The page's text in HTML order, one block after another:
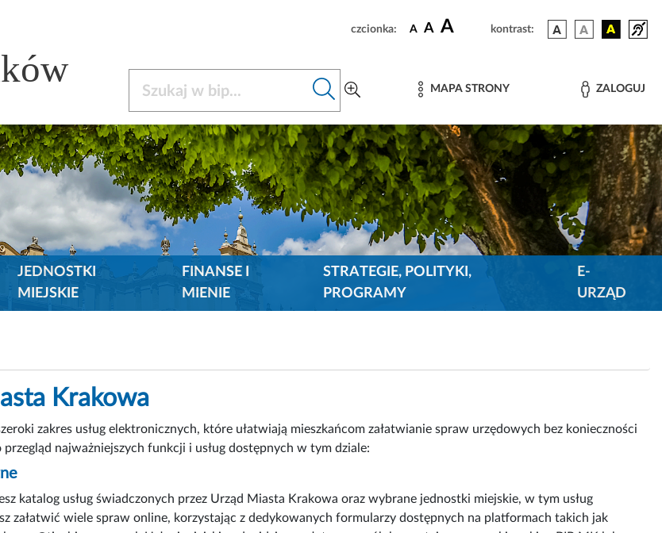
czcionka: A A A kontrast:
MAPA STRONY ZALOGUJ
JEDNOSTKI
MIEJSKIE
FINANSE I
MIENIE
STRATEGIE, POLITYKI,
PROGRAMY
E-
URZĄD
Krakowa
zakres usług elektronicznych, które ułatwiają mieszkańcom załatwianie spraw urzędowych bez konieczności
najważniejszych funkcji i usług dostępnych w tym dziale:
katalog usług świadczonych przez Urząd Miasta Krakowa oraz wybrane jednostki miejskie, w tym usług
załatwić wiele spraw online, korzystając z dedykowanych formularzy dostępnych na platformach takich jak